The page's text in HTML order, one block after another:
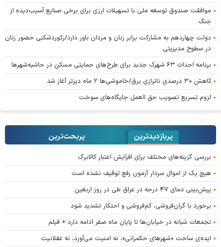
موافقت صندوق توسعه ملی با تسهیلات ارزی برای برخی صنایع آسیب‌دیده از
جنگ
دولت چهاردهم به مشارکت برابر زنان و مردان باور دارد/رکوردشکنی حضور زنان
در سطوح مدیریتی
برنامه احداث ۶۳ شهرک جدید برای طرح‌های حمایتی مسکن در حاشیه‌شهرها
کاهش ۳۰ درصدی ناترازی برق/خاموشی‌ها ۲ ماه دیرتر آغاز شد
لزوم تسریع تصویب حق العمل جایگاه‌های سوخت
پربازدیدترین پربحث‌ترین‌
بررسی گزینه‌های مختلف برای افزایش اعتبار کالابرگ
هیچ یک از اموال سردار آزمون رفع توقیف نشده است
پیش‌بینی دمای ۴۷ درجه در عراق طی در روز اربعین
برخورد با گران‌فروشی، کم‌فروشی و احتکار تشدید شود
تجمعات شبانه در خیابان‌ها تا پایان ماه صفر ادامه دارد + فیلم
ایده‌ی ساخت «شهرهای حکمرانی»، نه امنیت می‌آورد، نه عقلانیت